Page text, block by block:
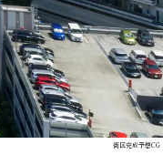
街区完成予想CG